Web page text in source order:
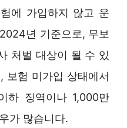
에 가입하지 않고 운
년 기준으로, 무보
처벌 대상이 될 수 있
보험 미가입 상태에서
하 징역이나 1,000만
가 많습니다.